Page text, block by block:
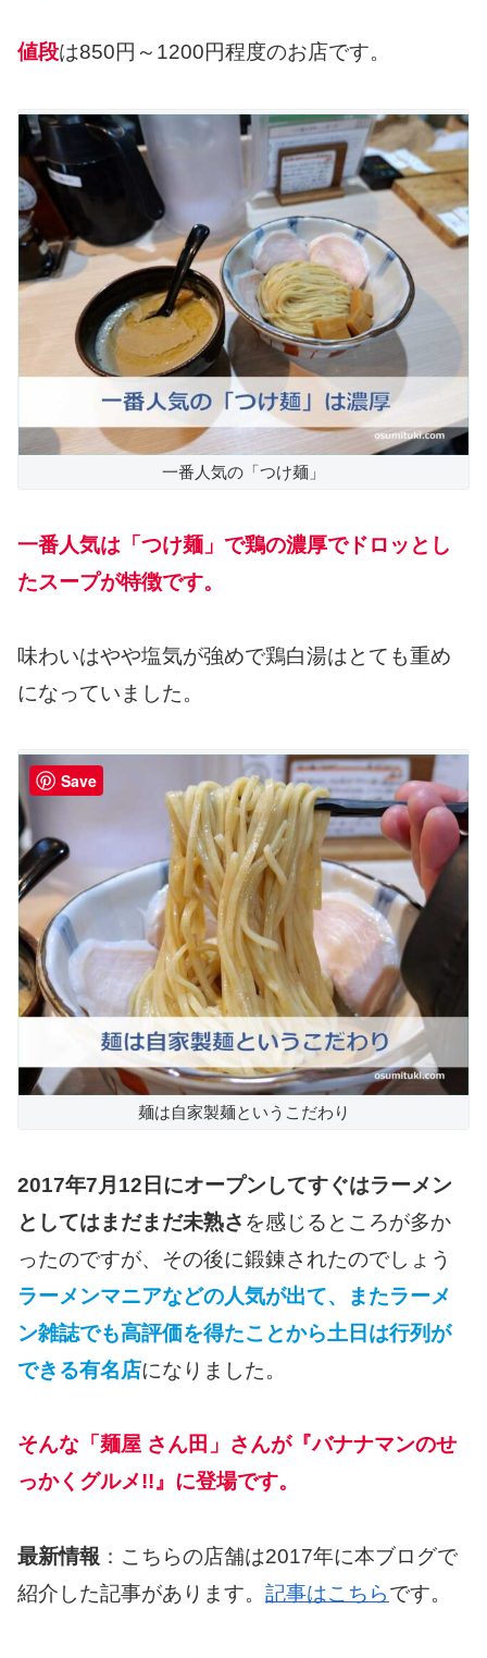
値段は850円～1200円程度のお店です。
一番人気の「つけ麺」
一番人気は「つけ麺」で鶏の濃厚でドロッとし
たスープが特徴です。
味わいはやや塩気が強めで鶏白湯はとても重め
になっていました。
麺は自家製麺というこだわり
2017年7月12日にオープンしてすぐはラーメン
としてはまだまだ未熟さ を感じるところが多か
ったのですが、その後に鍛錬されたのでしょう
ラーメンマニアなどの人気が出て、またラーメ
ン雑誌でも高評価を得たことから土日は行列が
できる有名店になりました。
そんな「麺屋 さん田」さんが『バナナマンのせ
っかくグルメ!!』に登場です。
最新情報 ：こちらの店舗は2017年に本ブログで
紹介した記事があります。 記事はこちらです。
Save